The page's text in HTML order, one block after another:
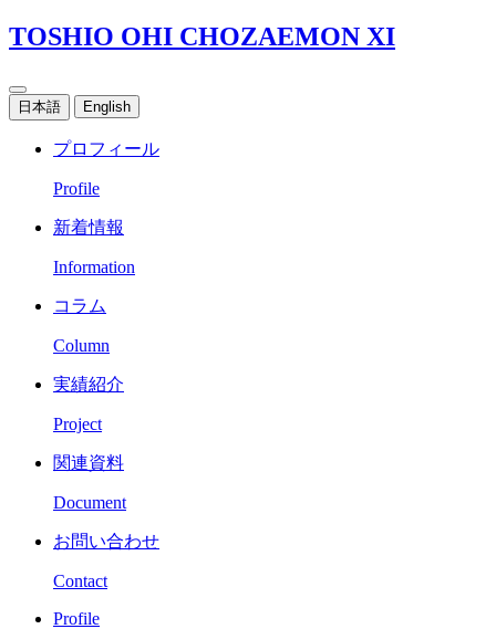
TOSHIO OHI CHOZAEMON XI
日本語 English
プロフィール
Profile
新着情報
Information
コラム
Column
実績紹介
Project
関連資料
Document
お問い合わせ
Contact
Profile